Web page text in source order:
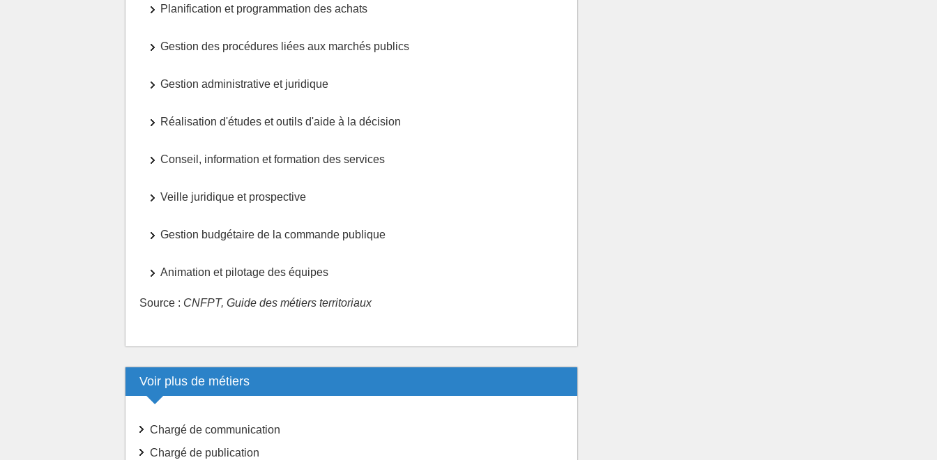
Planification et programmation des achats
Gestion des procédures liées aux marchés publics
Gestion administrative et juridique
Réalisation d'études et outils d'aide à la décision
Conseil, information et formation des services
Veille juridique et prospective
Gestion budgétaire de la commande publique
Animation et pilotage des équipes
Source : CNFPT, Guide des métiers territoriaux
Voir plus de métiers
Chargé de communication
Chargé de publication